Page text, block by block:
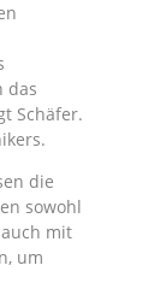
das
Schäfer.
die
sowohl
mit
um